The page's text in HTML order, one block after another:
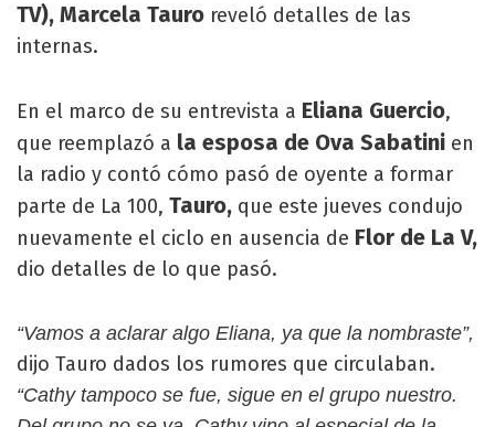
TV), Marcela Tauro reveló detalles de las
internas.
En el marco de su entrevista a Eliana Guercio,
que reemplazó a la esposa de Ova Sabatini en
la radio y contó cómo pasó de oyente a formar
parte de La 100, Tauro, que este jueves condujo
nuevamente el ciclo en ausencia de Flor de La V,
dio detalles de lo que pasó.
“Vamos a aclarar algo Eliana, ya que la nombraste”,
dijo Tauro dados los rumores que circulaban.
“Cathy tampoco se fue, sigue en el grupo nuestro.